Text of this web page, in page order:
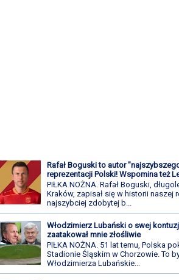
Rafał Boguski to autor
reprezentacji Polski! Wspomina też
PIŁKA NOŻNA. Rafał Boguski,
Kraków, zapisał się w historii naszej
najszybciej zdobytej b...
Włodzimierz Lubański o swej
zaatakował mnie złośliwie
PIŁKA NOŻNA. 51 lat temu, Polska
Stadionie Śląskim w Chorzowie. To
Włodzimierza Lubańskie...